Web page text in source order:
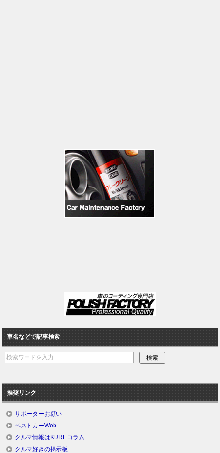
車名などで記事検索
推奨リンク
サポーターお願い
ベストカーWeb
クルマ情報はKUREコラム
クルマ好きの掲示板